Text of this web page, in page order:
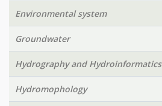
Environmental system
Groundwater
Hydrography and Hydroinformatics
Hydromophology